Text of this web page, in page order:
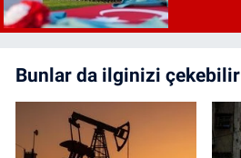
Bunlar da ilginizi çekebilir